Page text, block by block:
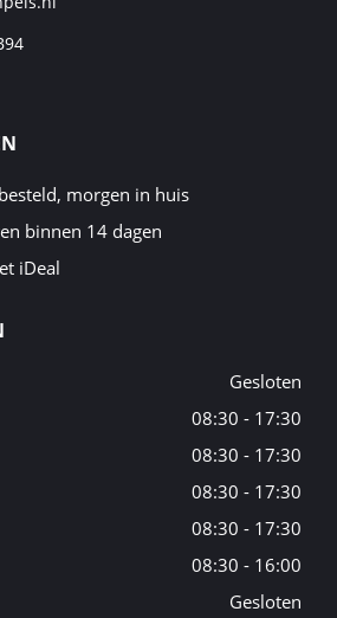
morgen in huis
binnen 14 dagen
iDeal
Gesloten
08:30 - 17:30
08:30 - 17:30
08:30 - 17:30
08:30 - 17:30
08:30 - 16:00
Gesloten